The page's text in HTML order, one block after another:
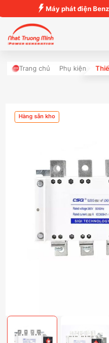
Máy phát điện
Trang chủ Phụ kiện
Hàng sẵn kho